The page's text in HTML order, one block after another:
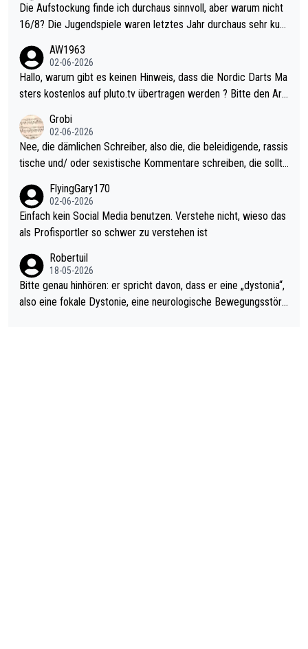
Die Aufstockung finde ich durchaus sinnvoll, aber warum nicht
16/8? Die Jugendspiele waren letztes Jahr durchaus sehr kurz
Allerdings ist Mitchell Lawrie als Nummer 1 der Welt eh qualifi
ziert. Somit ändert die automatische Qualifikation des Weltmei
sters erstmal nichts. Ich denke sie wollen damit für nächstes J
ohl wenig WDF Turniere spielen. Dies war bei Archie Self letzt
es Jahr der Fall. Er musste als amtierender Weltmeister durch
den Qualifier und ich glaube kaum, dass Mitchel sich das (in Ve
el hat.
AW1963
02-06-2026
Hallo, warum gibt es keinen Hinweis, dass die Nordic Darts Ma
sters kostenlos auf pluto.tv übertragen werden ? Bitte den Arti
Grobi
02-06-2026
Nee, die dämlichen Schreiber, also die, die beleidigende, rassis
tische und/ oder sexistische Kommentare schreiben, die sollte
s Leben in den Griff kriegen. Nur eins wundert mich: Luke Little
r war doch neulich erst derjenige, der über Social Media GvV p
rovoziert hat. Und Littlers Mutter schießt öfters mal gegen Ric
FlyingGary170
02-06-2026
Einfach kein Social Media benutzen. Verstehe nicht, wieso das
als Profisportler so schwer zu verstehen ist
Robertuil
18-05-2026
Bitte genau hinhören: er spricht davon, dass er eine „dystonia“,
also eine fokale Dystonie, eine neurologische Bewegungsstöru